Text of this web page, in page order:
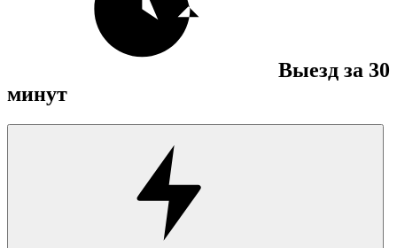
Выезд за 30
минут